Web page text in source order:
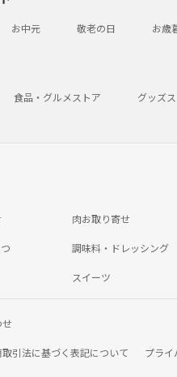
お中元 敬老の日 お歳
食品・グルメストア グッズ
肉お取り寄せ
調味料・ドレッシング
スイーツ
せ
引法に基づく表記について プライ